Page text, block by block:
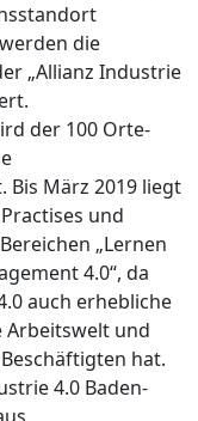
die
„Allianz Industrie
der 100 Orte-
März 2019 liegt
und
„Lernen
4.0“, da
auch erhebliche
und
hat.
4.0 Baden-